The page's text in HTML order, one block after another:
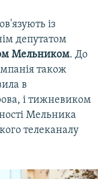
із
депутатом
Мельником. До
також
в
і тижневиком
Мельника
телеканалу